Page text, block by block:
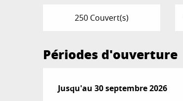
250 Couvert(s)
Périodes d'ouverture
Du19 avril 2026au30
Jusqu'au 30 septembre 2026